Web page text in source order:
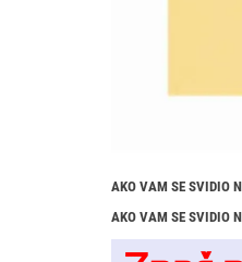
AKO VAM SE SVIDIO
AKO VAM SE SVIDIO